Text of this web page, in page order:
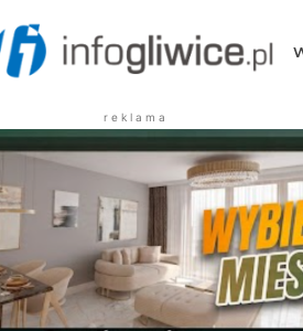
r e k l a m a